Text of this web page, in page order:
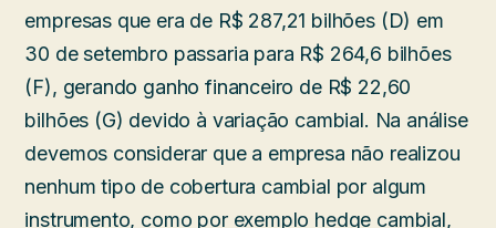
empresas que era de R$ 287,21 bilhões (D) em
30 de setembro passaria para R$ 264,6 bilhões
(F), gerando ganho financeiro de R$ 22,60
bilhões (G) devido à variação cambial. Na análise
devemos considerar que a empresa não realizou
nenhum tipo de cobertura cambial por algum
instrumento, como por exemplo hedge cambial,